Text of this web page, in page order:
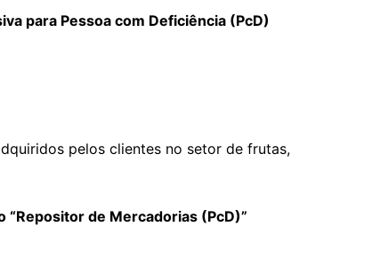
para Pessoa com Deficiência (PcD)
pelos clientes no setor de frutas,
de Mercadorias (PcD)”